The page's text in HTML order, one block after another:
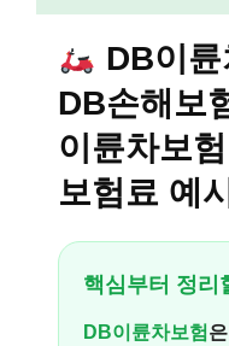
DB이륜
DB손해보
이륜차보
보험료 예
핵심부터 정리
DB이륜차보험